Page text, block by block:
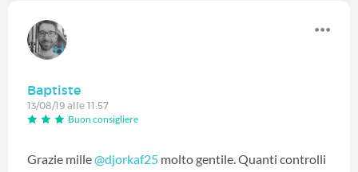
Baptiste
13/08/19 alle 11:57
Buon consigliere
Grazie mille@djorkaf25 ‍ molto gentile. Quanti controlli